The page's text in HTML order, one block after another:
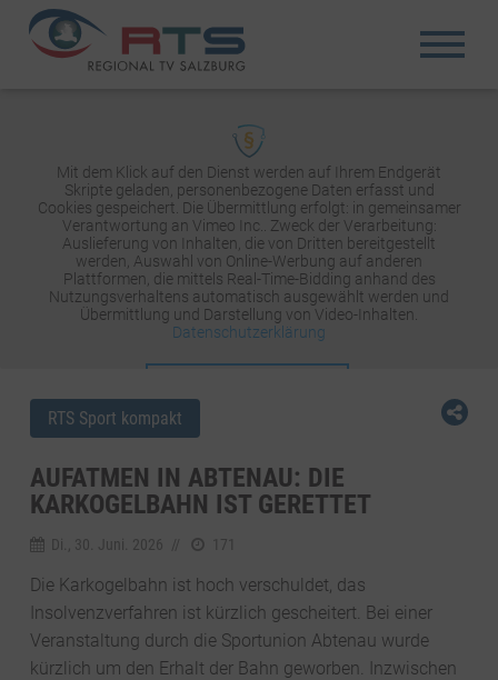
Mit dem Klick auf den Dienst werden auf Ihrem Endgerät
Skripte geladen, personenbezogene Daten erfasst und
Cookies gespeichert. Die Übermittlung erfolgt: in gemeinsamer
Verantwortung an Vimeo Inc.. Zweck der Verarbeitung:
Auslieferung von Inhalten, die von Dritten bereitgestellt
werden, Auswahl von Online-Werbung auf anderen
Plattformen, die mittels Real-Time-Bidding anhand des
Nutzungsverhaltens automatisch ausgewählt werden und
Übermittlung und Darstellung von Video-Inhalten.
Datenschutzerklärung
RTS Sport kompakt
AUFATMEN IN ABTENAU: DIE
KARKOGELBAHN IST GERETTET
Di., 30. Juni. 2026 171
Die Karkogelbahn ist hoch verschuldet, das
Insolvenzverfahren ist kürzlich gescheitert. Bei einer
Veranstaltung durch die Sportunion Abtenau wurde
kürzlich um den Erhalt der Bahn geworben. Inzwischen